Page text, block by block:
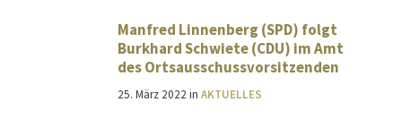
Manfred Linnenberg (SPD) folgt
Burkhard Schwiete (CDU) im Amt
des Ortsausschussvorsitzenden
25. März 2022 in AKTUELLES